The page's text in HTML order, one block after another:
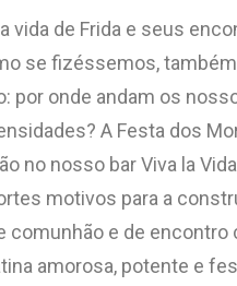
vida de Frida e seus
se fizéssemos,
por onde andam os
A Festa dos
no nosso bar Viva la
motivos para a
comunhão e de encontro
amorosa, potente e